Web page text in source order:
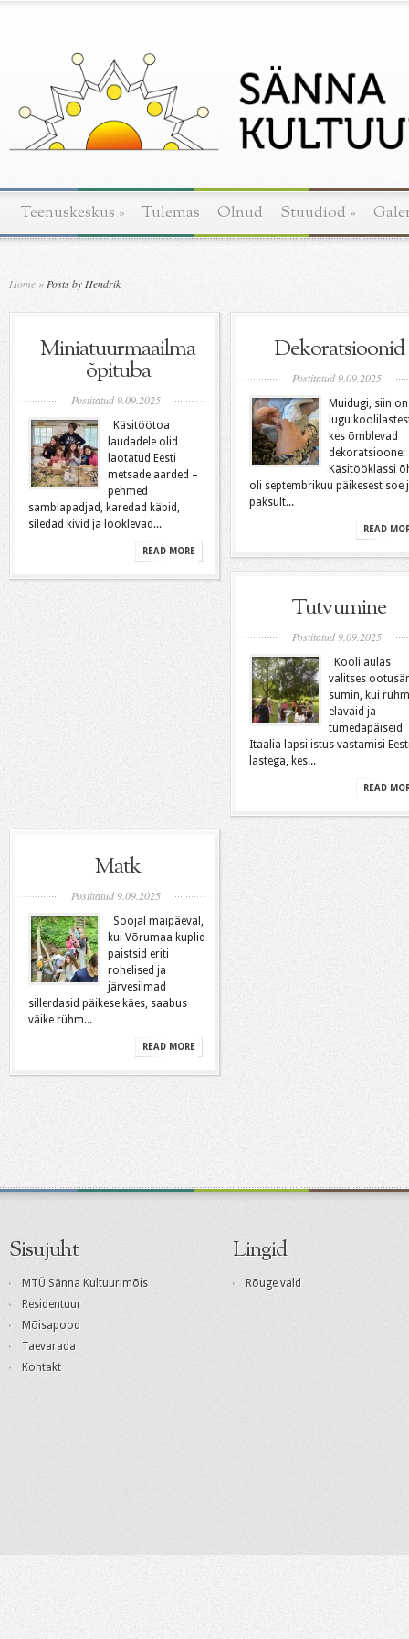
Teenuskeskus » Tulemas Olnud Stuudiod »
Home»Posts by Hendrik
Miniatuurmaailma
õpituba
Postitatud 9.09.2025
Käsitöötoa
laudadele olid
laotatud Eesti
metsade aarded –
pehmed
samblapadjad, karedad käbid,
siledad kivid ja looklevad...
READ MORE
Dekoratsioonid
Postitatud 9.09.2025
Muidugi, siin on
lugu
kes õmblevad
dekoratsioone:
Käsitööklassi
oli septembrikuu päikesest soe
paksult...
READ
Tutvumine
Postitatud 9.09.2025
Kooli aulas
valitses
sumin, kui rühm
elavaid ja
tumedapäiseid
Itaalia lapsi istus vastamisi
lastega, kes...
READ
Matk
Postitatud 9.09.2025
Soojal maipäeval,
kui Võrumaa kuplid
paistsid eriti
rohelised ja
järvesilmad
sillerdasid päikese käes, saabus
väike rühm...
READ MORE
Sisujuht
MTÜ Sänna Kultuurimõis
Residentuur
Mõisapood
Taevarada
Kontakt
Lingid
Rõuge vald